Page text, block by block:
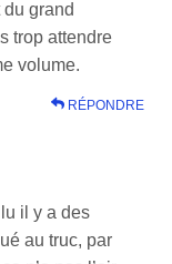
du grand
trop attendre
volume.
RÉPONDRE
il y a des
au truc, par